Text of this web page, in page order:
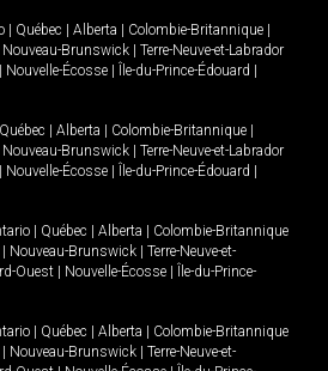
Québec Alberta Colombie-Britannique
Nouveau-Brunswick
Terre-Neuve-et-Labrador
Nouvelle-Écosse Île-du-Prince-Édouard
Québec Alberta Colombie-Britannique
Nouveau-Brunswick
Terre-Neuve-et-Labrador
Nouvelle-Écosse Île-du-Prince-Édouard
Québec Alberta
Colombie-Britannique
Nouveau-Brunswick
Terre-Neuve-et-
Ouest Nouvelle-Écosse
Île-du-Prince-
Québec Alberta
Colombie-Britannique
Nouveau-Brunswick
Terre-Neuve-et-